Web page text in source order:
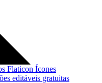
Flaticon Ícones
editáveis gratuitas